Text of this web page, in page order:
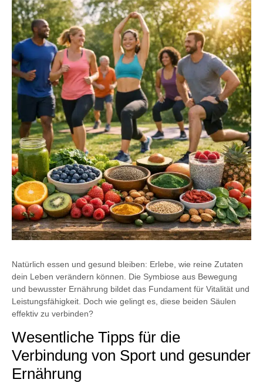
Natürlich essen und gesund bleiben: Erlebe, wie reine Zutaten
dein Leben verändern können. Die Symbiose aus Bewegung
und bewusster Ernährung bildet das Fundament für Vitalität und
Leistungsfähigkeit. Doch wie gelingt es, diese beiden Säulen
effektiv zu verbinden?
Wesentliche Tipps für die
Verbindung von Sport und gesunder
Ernährung